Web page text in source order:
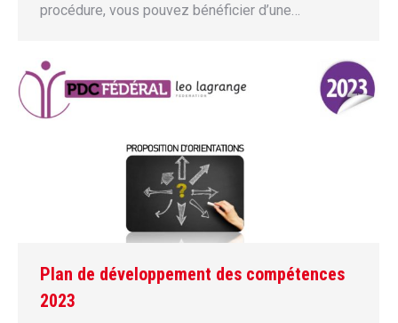
procédure, vous pouvez bénéficier d’une…
Plan de développement des compétences
2023